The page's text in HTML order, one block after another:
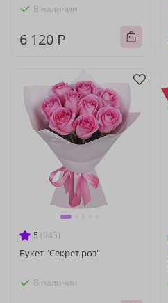
В наличии
6 120 ₽
5 (943)
Букет "Секрет роз"
В наличии